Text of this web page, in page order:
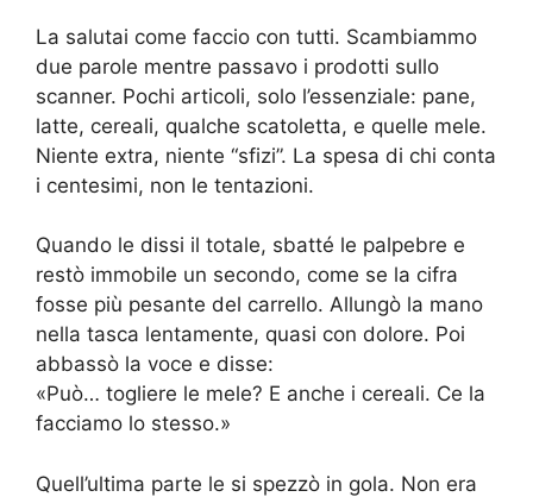
La salutai come faccio con tutti. Scambiammo
due parole mentre passavo i prodotti sullo
scanner. Pochi articoli, solo l’essenziale: pane,
latte, cereali, qualche scatoletta, e quelle mele.
Niente extra, niente “sfizi”. La spesa di chi conta
i centesimi, non le tentazioni.
Quando le dissi il totale, sbatté le palpebre e
restò immobile un secondo, come se la cifra
fosse più pesante del carrello. Allungò la mano
nella tasca lentamente, quasi con dolore. Poi
abbassò la voce e disse:
«Può… togliere le mele? E anche i cereali. Ce la
facciamo lo stesso.»
Quell’ultima parte le si spezzò in gola. Non era